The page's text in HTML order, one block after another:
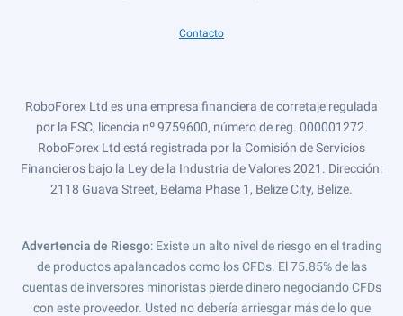
Contacto
RoboForex Ltd es una empresa financiera de corretaje regulada
por la FSC, licencia nº 9759600, número de reg. 000001272.
RoboForex Ltd está registrada por la Comisión de Servicios
Financieros bajo la Ley de la Industria de Valores 2021. Dirección:
2118 Guava Street, Belama Phase 1, Belize City, Belize.
Advertencia de Riesgo: Existe un alto nivel de riesgo en el trading
de productos apalancados como los CFDs. El 75.85% de las
cuentas de inversores minoristas pierde dinero negociando CFDs
con este proveedor. Usted no debería arriesgar más de lo que